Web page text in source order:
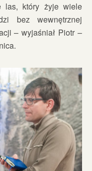
las, który żyje wiele
bez wewnętrznej
– wyjaśniał Piotr –